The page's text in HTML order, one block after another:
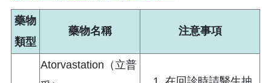
藥物
類型
藥物名稱 注意事項
Atorvastation（立普